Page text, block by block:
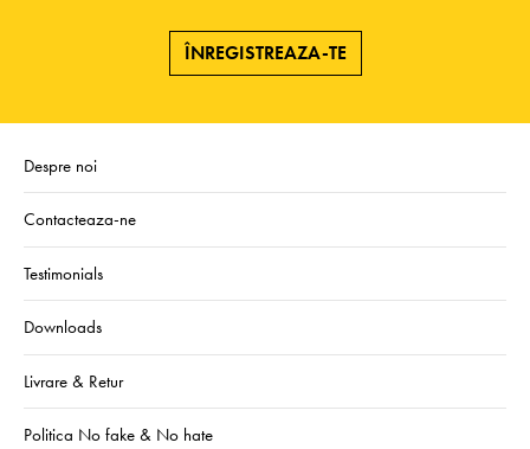
ÎNREGISTREAZA-TE
Despre noi
Contacteaza-ne
Testimonials
Downloads
Livrare & Retur
Politica No fake & No hate